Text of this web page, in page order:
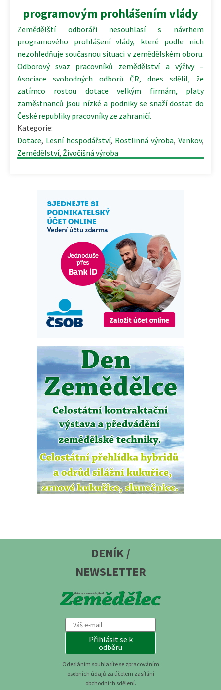
programovým prohlášením vlády
Zemědělští odboráři nesouhlasí s návrhem
programového prohlášení vlády, které podle nich
nezohledňuje současnou situaci v zemědělském oboru.
Odborový svaz pracovníků zemědělství a výživy –
Asociace svobodných odborů ČR, dnes sdělil, že
zatímco rostou dotace velkým firmám, platy
zaměstnanců jsou nízké a podniky se snaží dostat do
České republiky pracovníky ze zahraničí.
Kategorie:
Dotace, Lesní hospodářství, Rostlinná výroba, Venkov,
Zemědělství, Živočišná výroba
DENÍK /
NEWSLETTER
Přihlásit se k
odběru
Odesláním souhlasíte se zpracováním
osobních údajů za účelem zasílání
obchodních sdělení.